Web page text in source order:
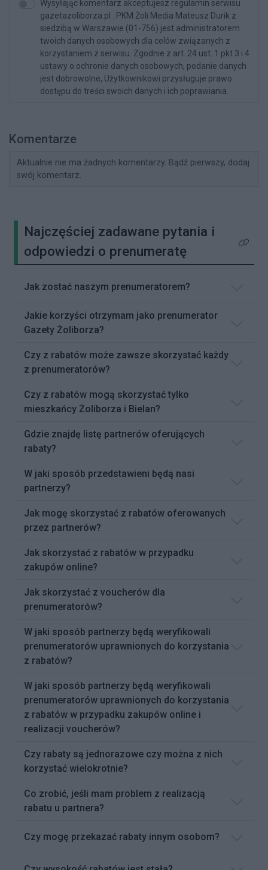
Wysyłając komentarz akceptujesz regulamin serwisu
gazetazoliborza.pl . PKM Żoli Media Mateusz Durik z
siedzibą w Warszawie (01-756) jest administratorem
twoich danych osobowych dla celów związanych z
korzystaniem z serwisu. Zgodnie z art. 24 ust. 1 pkt 3 i 4
ustawy o ochronie danych osobowych, podanie danych
jest dobrowolne, Użytkownikowi przysługuje prawo
dostępu do treści swoich danych i ich poprawiania.
Komentarze
Aktualnie nie ma żadnych komentarzy. Bądź pierwszy, dodaj
swój komentarz.
Najczęściej zadawane pytania i
odpowiedzi o prenumeratę
Kliknij
Jak zostać naszym prenumeratorem?
Jakie korzyści otrzymam jako prenumerator
Gazety Żoliborza?
Czy z rabatów może zawsze skorzystać każdy
z prenumeratorów?
Czy z rabatów mogą skorzystać tylko
mieszkańcy Żoliborza i Bielan?
Gdzie znajdę listę partnerów oferujących
rabaty?
W jaki sposób przedstawieni będą nasi
partnerzy?
Jak mogę skorzystać z rabatów oferowanych
przez partnerów?
Jak skorzystać z rabatów w przypadku
zakupów online?
Jak skorzystać z voucherów dla
prenumeratorów?
W jaki sposób partnerzy będą weryfikowali
prenumeratorów uprawnionych do korzystania
z rabatów?
W jaki sposób partnerzy będą weryfikowali
prenumeratorów uprawnionych do korzystania
z rabatów w przypadku zakupów online i
realizacji voucherów?
Czy rabaty są jednorazowe czy można z nich
korzystać wielokrotnie?
Co zrobić, jeśli mam problem z realizacją
rabatu u partnera?
Czy mogę przekazać rabaty innym osobom?